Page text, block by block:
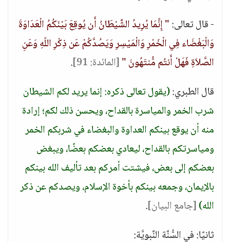
- قال تعالى:" إِنَّمَا يُرِيدُ الشَّيْطَانُ أَن يُوقِعَ بَيْنَكُمُ الْعَدَاوَةَ
وَالْبَغْضَاء فِي الْخَمْرِ وَالْمَيْسِرِ وَيَصُدَّكُمْ عَن ذِكْرِ اللّهِ وَعَنِ
الصَّلاَةِ فَهَلْ أَنتُم مُّنتَهُونَ "[المائدة: 91]
.
قال الطبري:(يقول تعالى ذكره: إنما يريد لكم الشيطان
شرب الخمر والمياسرة بالقداح، ويحسن ذلك لكم؛ إرادة
منه أن يوقع بينكم العداوة والبغضاء في شربكم الخمر
ومياسرتكم بالقداح، ليعادي بعضكم بعضًا، ويبغض
بعضكم إلى بعض، فيشتت أمركم بعد تأليف الله بينكم
بالإيمان، وجمعه بينكم بأخوة الإسلام، ويصدكم عن ذكر
الله)[جامع البيان].
ثانيًا: في السُّنَّة النَّبويَّة: